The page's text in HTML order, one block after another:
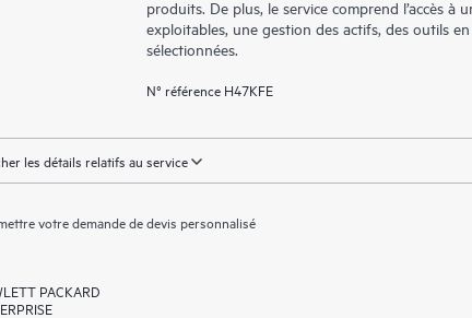
produits. De plus, le service comprend l’accès
exploitables, une gestion des actifs, des outils
sélectionnées.
N° référence H47KFE
les détails relatifs au service
votre demande de devis personnalisé
PACKARD